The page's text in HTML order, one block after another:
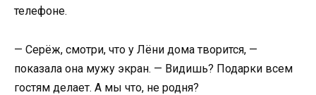
телефоне.
— Серёж, смотри, что у Лёни дома творится, —
показала она мужу экран. — Видишь? Подарки всем
гостям делает. А мы что, не родня?